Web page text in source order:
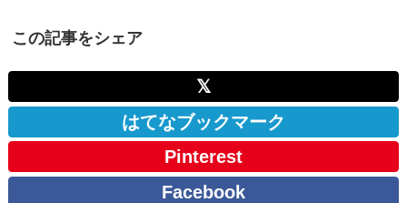
この記事をシェア
𝕏
はてなブックマーク
Pinterest
Facebook